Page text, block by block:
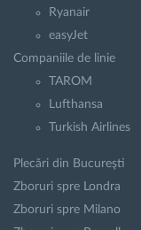
Ryanair
easyJet
Companiile de linie
TAROM
Lufthansa
Turkish Airlines
Plecări din Bucureşti
Zboruri spre Londra
Zboruri spre Milano